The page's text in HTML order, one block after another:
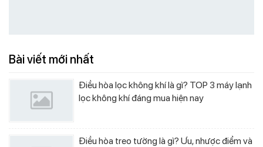
Bài viết mới nhất
Điều hòa lọc không khí là gì? TOP 3 máy lạnh
lọc không khí đáng mua hiện nay
Điều hòa treo tường là gì? Ưu, nhược điểm và